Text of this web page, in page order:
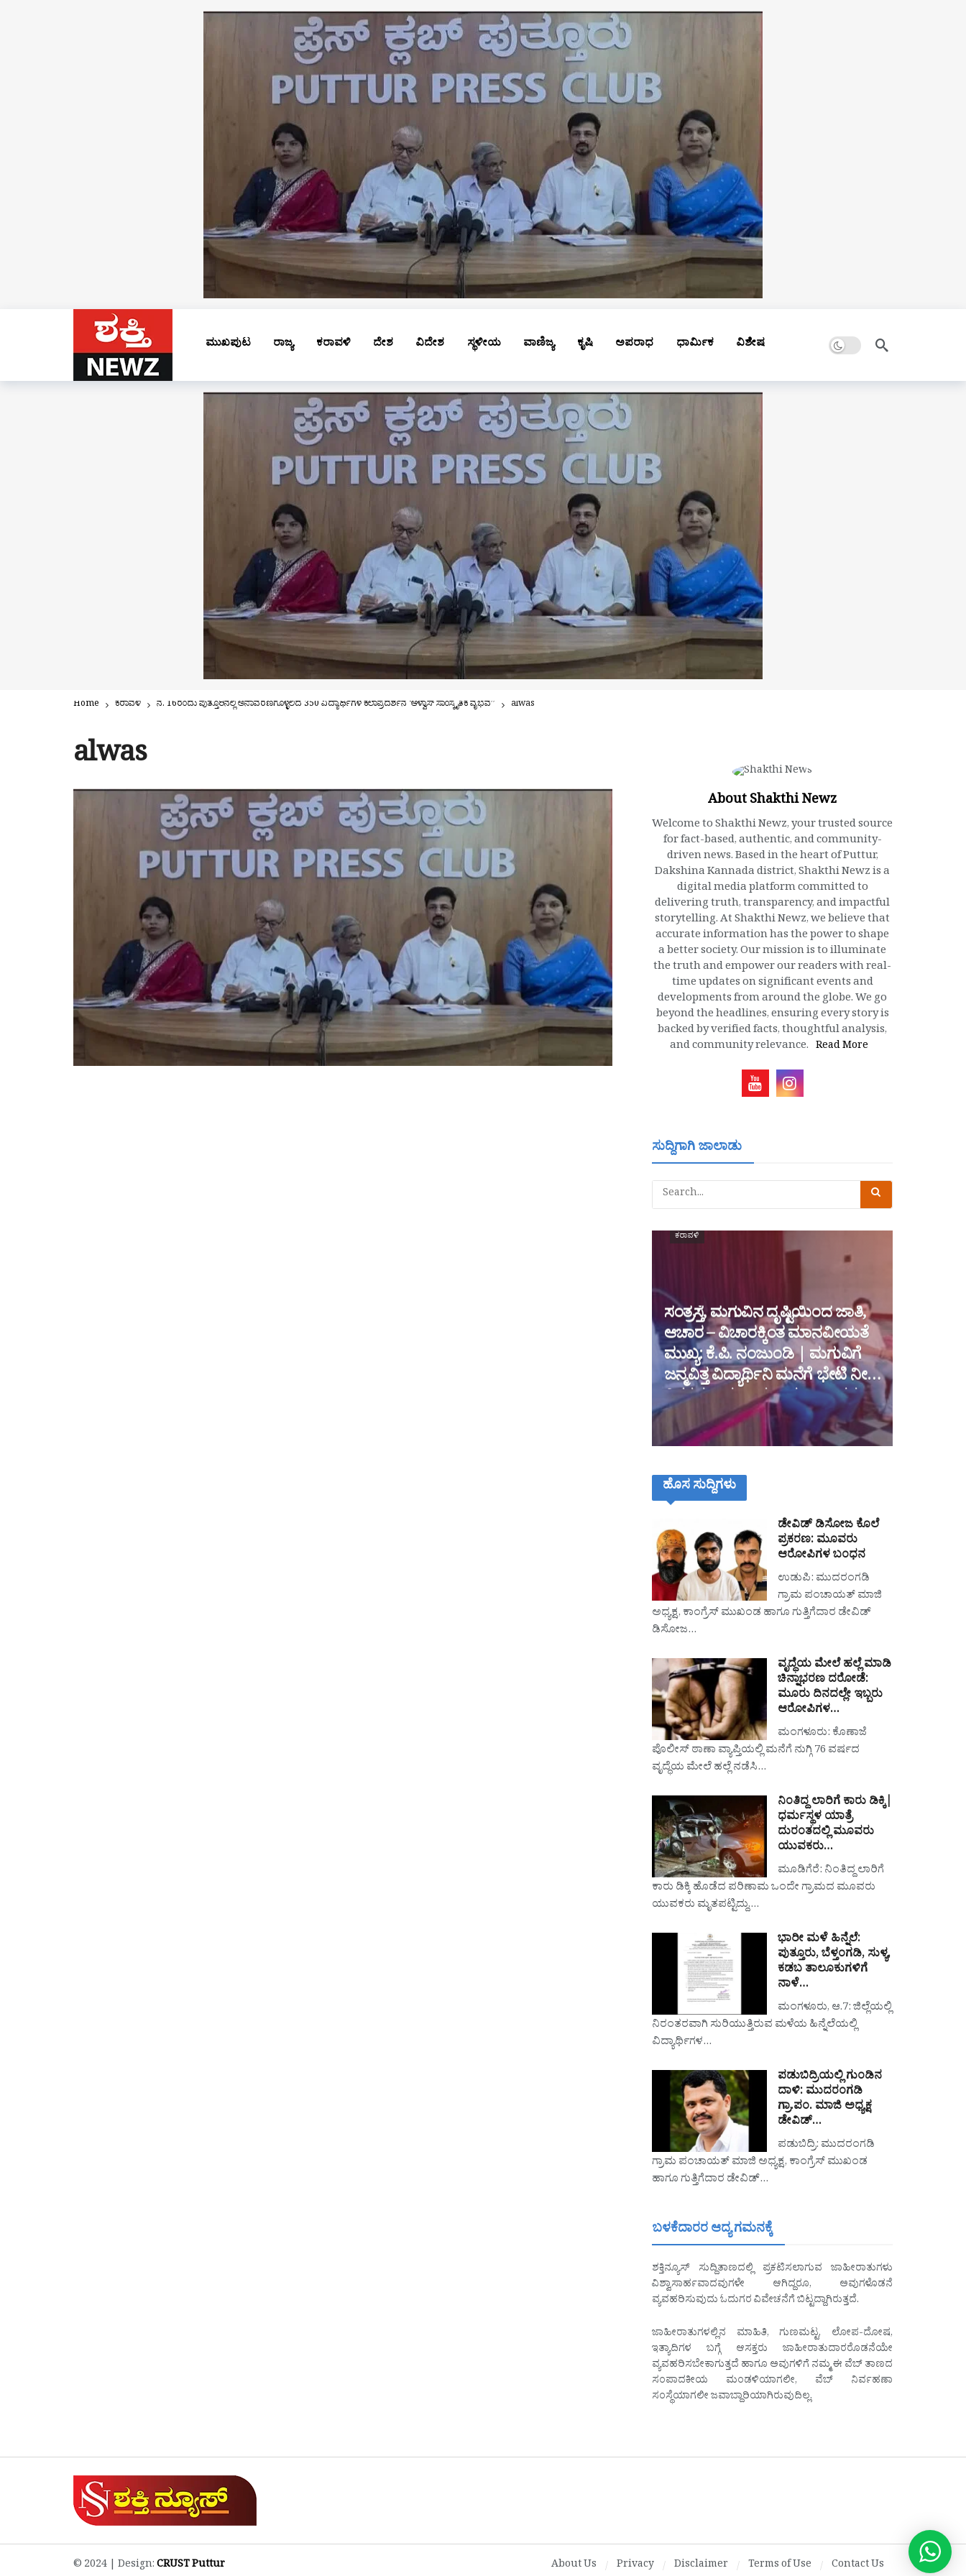
ಮುಖಪುಟ ರಾಜ್ಯ ಕರಾವಳಿ ದೇಶ ವಿದೇಶ ಸ್ಥಳೀಯ ವಾಣಿಜ್ಯ ಕೃಷಿ ಅಪರಾಧ ಧಾರ್ಮಿಕ ವಿಶೇಷ Dark mode
Home ಕರಾವಳಿ ನ. 16ರಂದು ಪುತ್ತೂರಿನಲ್ಲಿ ಅನಾವರಣಗೊಳ್ಳಲಿದೆ 350 ವಿದ್ಯಾರ್ಥಿಗಳ ಕಲಾಪ್ರದರ್ಶನ ‘ಆಳ್ವಾಸ್ ಸಾಂಸ್ಕೃತಿಕ ವೈಭವ’’ alwas
alwas
About Shakthi Newz
Welcome to Shakthi Newz, your trusted source
for fact-based, authentic, and community-
driven news. Based in the heart of Puttur,
Dakshina Kannada district, Shakthi Newz is a
digital media platform committed to
delivering truth, transparency, and impactful
storytelling. At Shakthi Newz, we believe that
accurate information has the power to shape
a better society. Our mission is to illuminate
the truth and empower our readers with real-
time updates on significant events and
developments from around the globe. We go
beyond the headlines, ensuring every story is
backed by verified facts, thoughtful analysis,
and community relevance. Read More
ಸುದ್ದಿಗಾಗಿ ಜಾಲಾಡು
ಕರಾವಳಿ
ಸಂತ್ರಸ್ತೆ, ಮಗುವಿನ ದೃಷ್ಟಿಯಿಂದ ಜಾತಿ,
ಆಚಾರ – ವಿಚಾರಕ್ಕಿಂತ ಮಾನವೀಯತೆ
ಮುಖ್ಯ: ಕೆ.ಪಿ. ನಂಜುಂಡಿ | ಮಗುವಿಗೆ
ಜನ್ಮವಿತ್ತ ವಿದ್ಯಾರ್ಥಿನಿ ಮನೆಗೆ ಭೇಟಿ ನೀಡಿದ
ವಿಶ್ವಕರ್ಮ ಮಹಾಸಭಾದ ರಾಜ್ಯಾಧ್ಯಕ್ಷ
ಹೊಸ ಸುದ್ದಿಗಳು
ಡೇವಿಡ್ ಡಿಸೋಜ ಕೊಲೆ
ಪ್ರಕರಣ: ಮೂವರು
ಆರೋಪಿಗಳ ಬಂಧನ
ಉಡುಪಿ: ಮುದರಂಗಡಿ
ಗ್ರಾಮ ಪಂಚಾಯತ್ ಮಾಜಿ
ಅಧ್ಯಕ್ಷ, ಕಾಂಗ್ರೆಸ್ ಮುಖಂಡ ಹಾಗೂ ಗುತ್ತಿಗೆದಾರ ಡೇವಿಡ್
ಡಿಸೋಜ…
ವೃದ್ಧೆಯ ಮೇಲೆ ಹಲ್ಲೆ ಮಾಡಿ
ಚಿನ್ನಾಭರಣ ದರೋಡೆ:
ಮೂರು ದಿನದಲ್ಲೇ ಇಬ್ಬರು
ಆರೋಪಿಗಳ…
ಮಂಗಳೂರು: ಕೊಣಾಜೆ
ಪೊಲೀಸ್ ಠಾಣಾ ವ್ಯಾಪ್ತಿಯಲ್ಲಿ ಮನೆಗೆ ನುಗ್ಗಿ 76 ವರ್ಷದ
ವೃದ್ಧೆಯ ಮೇಲೆ ಹಲ್ಲೆ ನಡೆಸಿ…
ನಿಂತಿದ್ದ ಲಾರಿಗೆ ಕಾರು ಡಿಕ್ಕಿ|
ಧರ್ಮಸ್ಥಳ ಯಾತ್ರೆ
ದುರಂತದಲ್ಲಿ ಮೂವರು
ಯುವಕರು…
ಮೂಡಿಗೆರೆ: ನಿಂತಿದ್ದ ಲಾರಿಗೆ
ಕಾರು ಡಿಕ್ಕಿ ಹೊಡೆದ ಪರಿಣಾಮ ಒಂದೇ ಗ್ರಾಮದ ಮೂವರು
ಯುವಕರು ಮೃತಪಟ್ಟಿದ್ದು,…
ಭಾರೀ ಮಳೆ ಹಿನ್ನೆಲೆ:
ಪುತ್ತೂರು, ಬೆಳ್ತಂಗಡಿ, ಸುಳ್ಯ,
ಕಡಬ ತಾಲೂಕುಗಳಿಗೆ
ನಾಳೆ…
ಮಂಗಳೂರು, ಆ.7: ಜಿಲ್ಲೆಯಲ್ಲಿ
ನಿರಂತರವಾಗಿ ಸುರಿಯುತ್ತಿರುವ ಮಳೆಯ ಹಿನ್ನೆಲೆಯಲ್ಲಿ
ವಿದ್ಯಾರ್ಥಿಗಳ…
ಪಡುಬಿದ್ರಿಯಲ್ಲಿ ಗುಂಡಿನ
ದಾಳಿ: ಮುದರಂಗಡಿ
ಗ್ರಾ.ಪಂ. ಮಾಜಿ ಅಧ್ಯಕ್ಷ
ಡೇವಿಡ್…
ಪಡುಬಿದ್ರಿ: ಮುದರಂಗಡಿ
ಗ್ರಾಮ ಪಂಚಾಯತ್ ಮಾಜಿ ಅಧ್ಯಕ್ಷ, ಕಾಂಗ್ರೆಸ್ ಮುಖಂಡ
ಹಾಗೂ ಗುತ್ತಿಗೆದಾರ ಡೇವಿಡ್…
ಬಳಕೆದಾರರ ಆದ್ಯ ಗಮನಕ್ಕೆ
ಶಕ್ತಿನ್ಯೂಸ್ ಸುದ್ದಿತಾಣದಲ್ಲಿ ಪ್ರಕಟಿಸಲಾಗುವ ಜಾಹೀರಾತುಗಳು
ವಿಶ್ವಾಸಾರ್ಹವಾದವುಗಳೇ ಆಗಿದ್ದರೂ, ಅವುಗಳೊಡನೆ
ವ್ಯವಹರಿಸುವುದು ಓದುಗರ ವಿವೇಚನೆಗೆ ಬಿಟ್ಟದ್ದಾಗಿರುತ್ತದೆ.
ಜಾಹೀರಾತುಗಳಲ್ಲಿನ ಮಾಹಿತಿ, ಗುಣಮಟ್ಟ, ಲೋಪ-ದೋಷ,
ಇತ್ಯಾದಿಗಳ ಬಗ್ಗೆ ಆಸಕ್ತರು ಜಾಹೀರಾತುದಾರರೊಡನೆಯೇ
ವ್ಯವಹರಿಸಬೇಕಾಗುತ್ತದೆ ಹಾಗೂ ಅವುಗಳಿಗೆ ನಮ್ಮ ಈ ವೆಬ್ ತಾಣದ
ಸಂಪಾದಕೀಯ ಮಂಡಳಿಯಾಗಲೀ, ವೆಬ್ ನಿರ್ವಹಣಾ
ಸಂಸ್ಥೆಯಾಗಲೀ ಜವಾಬ್ದಾರಿಯಾಗಿರುವುದಿಲ್ಲ.
© 2024 | Design:CRUST Puttur About Us Privacy Disclaimer Terms of Use Contact Us